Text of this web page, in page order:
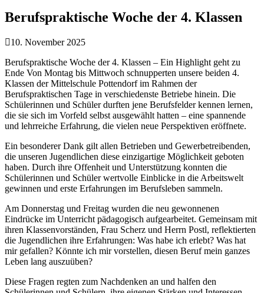
Berufspraktische Woche der 4. Klassen
10. November 2025
Berufspraktische Woche der 4. Klassen – Ein Highlight geht zu
Ende Von Montag bis Mittwoch schnupperten unsere beiden 4.
Klassen der Mittelschule Pottendorf im Rahmen der
Berufspraktischen Tage in verschiedenste Betriebe hinein. Die
Schülerinnen und Schüler durften jene Berufsfelder kennen lernen,
die sie sich im Vorfeld selbst ausgewählt hatten – eine spannende
und lehrreiche Erfahrung, die vielen neue Perspektiven eröffnete.
Ein besonderer Dank gilt allen Betrieben und Gewerbetreibenden,
die unseren Jugendlichen diese einzigartige Möglichkeit geboten
haben. Durch ihre Offenheit und Unterstützung konnten die
Schülerinnen und Schüler wertvolle Einblicke in die Arbeitswelt
gewinnen und erste Erfahrungen im Berufsleben sammeln.
Am Donnerstag und Freitag wurden die neu gewonnenen
Eindrücke im Unterricht pädagogisch aufgearbeitet. Gemeinsam mit
ihren Klassenvorständen, Frau Scherz und Herrn Postl, reflektierten
die Jugendlichen ihre Erfahrungen: Was habe ich erlebt? Was hat
mir gefallen? Könnte ich mir vorstellen, diesen Beruf mein ganzes
Leben lang auszuüben?
Diese Fragen regten zum Nachdenken an und halfen den